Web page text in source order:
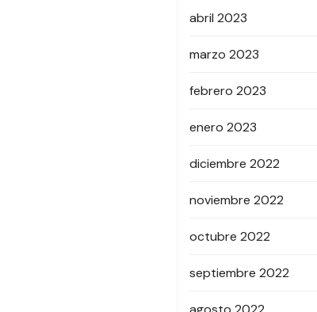
abril 2023
marzo 2023
febrero 2023
enero 2023
diciembre 2022
noviembre 2022
octubre 2022
septiembre 2022